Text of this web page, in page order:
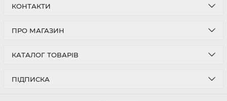
КОНТАКТИ
ПРО МАГАЗИН
КАТАЛОГ ТОВАРІВ
ПІДПИСКА